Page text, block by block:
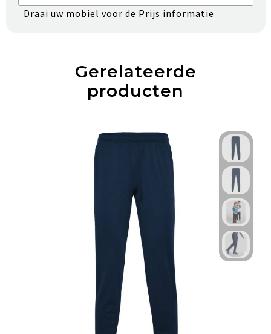
Draai uw mobiel voor de Prijs informatie
Gerelateerde
producten